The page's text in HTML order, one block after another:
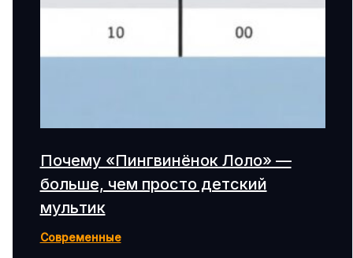
Почему «Пингвинёнок Лоло» —
больше, чем просто детский
мультик
Современные